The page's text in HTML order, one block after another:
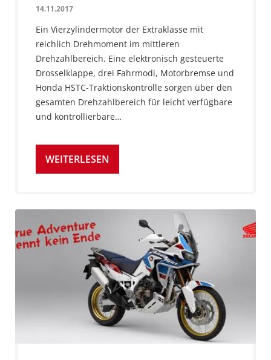
14.11.2017
Ein Vierzylindermotor der Extraklasse mit
reichlich Drehmoment im mittleren
Drehzahlbereich. Eine elektronisch gesteuerte
Drosselklappe, drei Fahrmodi, Motorbremse und
Honda HSTC-Traktionskontrolle sorgen über den
gesamten Drehzahlbereich für leicht verfügbare
und kontrollierbare…
WEITERLESEN